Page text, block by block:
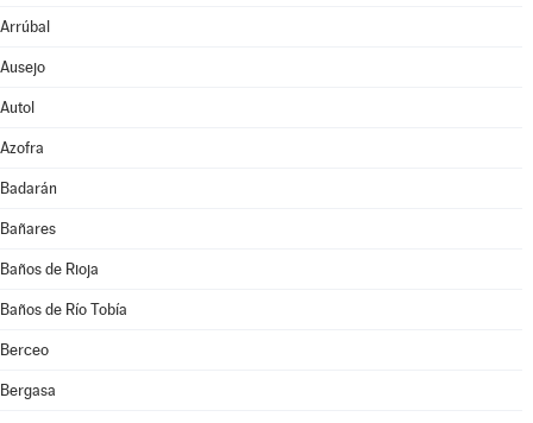
Arrúbal
Ausejo
Autol
Azofra
Badarán
Bañares
Baños de Rioja
Baños de Río Tobía
Berceo
Bergasa